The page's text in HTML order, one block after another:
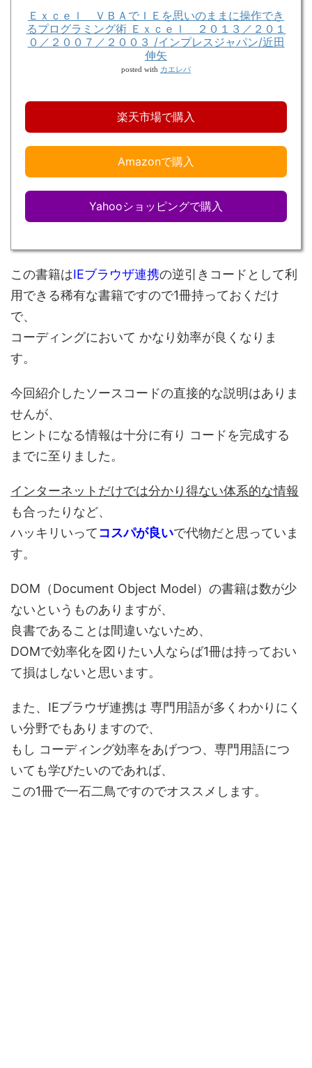
Ｅｘｃｅｌ ＶＢＡでＩＥを思いのままに操作でき
るプログラミング術 Ｅｘｃｅｌ ２０１３／２０１
０／２００７／２００３ /インプレスジャパン/近田
伸矢
posted with カエレバ
楽天市場で購入
Amazonで購入
Yahooショッピングで購入
この書籍はIEブラウザ連携の逆引きコードとして利
用できる稀有な書籍ですので1冊持っておくだけ
で、
コーディングにおいて かなり効率が良くなりま
す。
今回紹介したソースコードの直接的な説明はありま
せんが、
ヒントになる情報は十分に有り コードを完成する
までに至りました。
インターネットだけでは分かり得ない体系的な情報
も合ったりなど、
ハッキリいってコスパが良いで代物だと思っていま
す。
DOM（Document Object Model）の書籍は数が少
ないというものありますが、
良書であることは間違いないため、
DOMで効率化を図りたい人ならば1冊は持っておい
て損はしないと思います。
また、IEブラウザ連携は 専門用語が多くわかりにく
い分野でもありますので、
もし コーディング効率をあげつつ、専門用語につ
いても学びたいのであれば、
この1冊で一石二鳥ですのでオススメします。